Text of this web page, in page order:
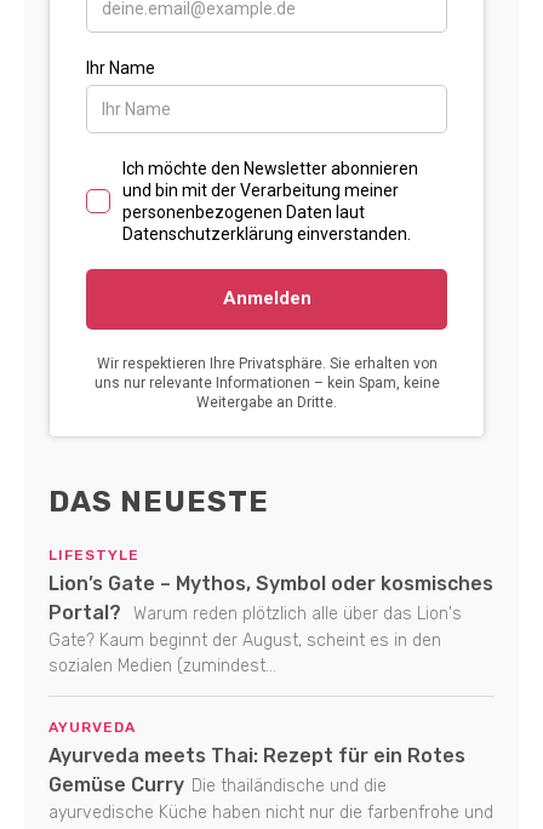
DAS NEUESTE
LIFESTYLE
Lion’s Gate – Mythos, Symbol oder kosmisches
Portal?
Warum reden plötzlich alle über das Lion's
Gate? Kaum beginnt der August, scheint es in den
sozialen Medien (zumindest...
AYURVEDA
Ayurveda meets Thai: Rezept für ein Rotes
Gemüse Curry Die thailändische und die
ayurvedische Küche haben nicht nur die farbenfrohe und